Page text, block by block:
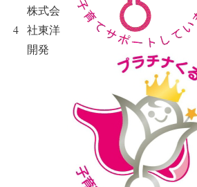
4
株式会
社東洋
開発